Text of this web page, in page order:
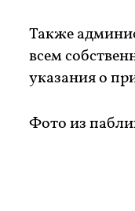
Также
всем
указания о
Фото из